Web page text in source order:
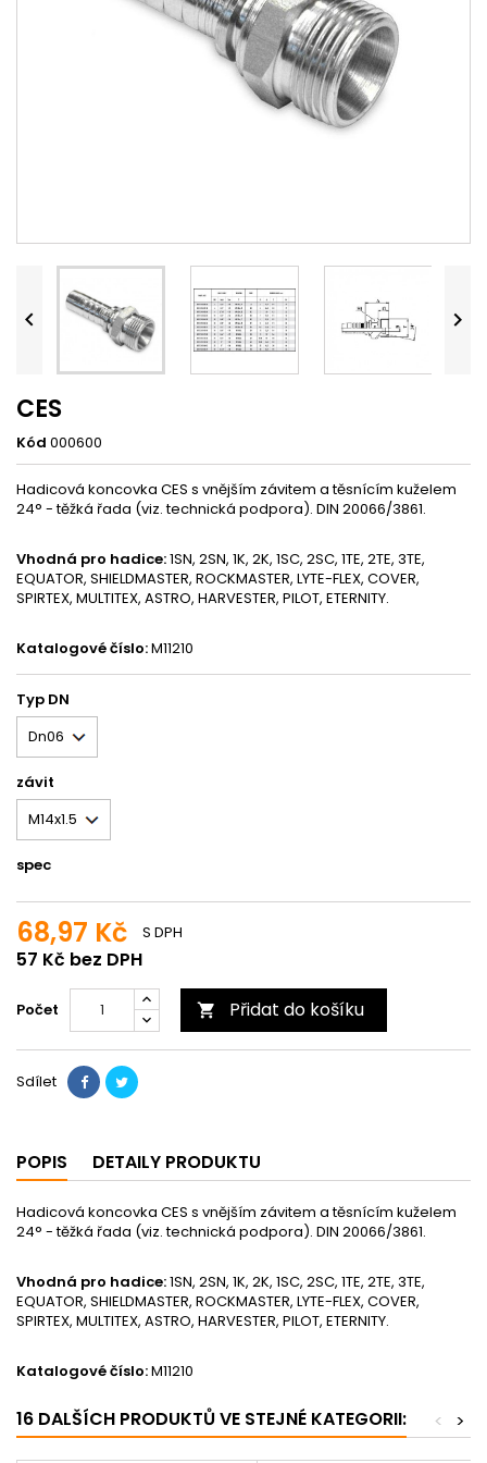
 
CES
Kód 000600
Hadicová koncovka CES s vnějším závitem a těsnícím kuželem
24° - těžká řada (viz. technická podpora). DIN 20066/3861.
Vhodná pro hadice:1SN, 2SN, 1K, 2K, 1SC, 2SC, 1TE, 2TE, 3TE,
EQUATOR, SHIELDMASTER, ROCKMASTER, LYTE-FLEX, COVER,
SPIRTEX, MULTITEX, ASTRO, HARVESTER, PILOT, ETERNITY.
Katalogové číslo:M11210
Typ DN
závit
spec
68,97 Kč
57 Kč bez DPH
S DPH
Počet  Přidat do košíku
Sdílet
POPIS DETAILY PRODUKTU
Hadicová koncovka CES s vnějším závitem a těsnícím kuželem
24° - těžká řada (viz. technická podpora). DIN 20066/3861.
Vhodná pro hadice:1SN, 2SN, 1K, 2K, 1SC, 2SC, 1TE, 2TE, 3TE,
EQUATOR, SHIELDMASTER, ROCKMASTER, LYTE-FLEX, COVER,
SPIRTEX, MULTITEX, ASTRO, HARVESTER, PILOT, ETERNITY.
Katalogové číslo:M11210
16 DALŠÍCH PRODUKTŮ VE STEJNÉ KATEGORII: >
<